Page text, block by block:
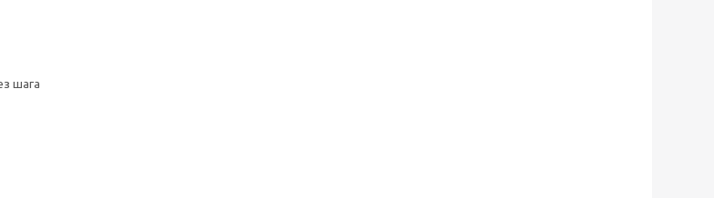
шага